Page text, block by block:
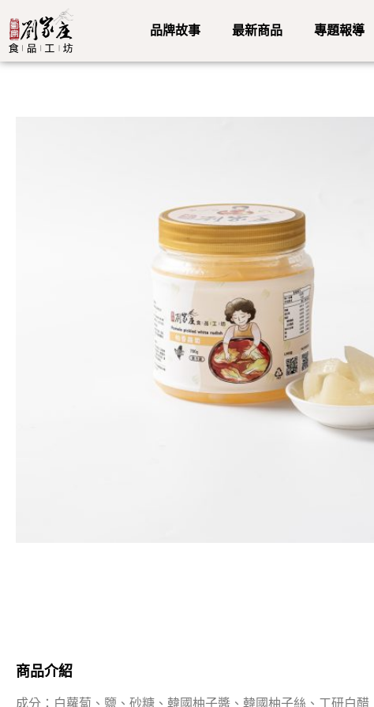
品牌故事 最新商品 專題報導
商品介紹
成分：白蘿蔔、鹽、砂糖、韓國柚子醬、韓國柚子絲、工研白醋